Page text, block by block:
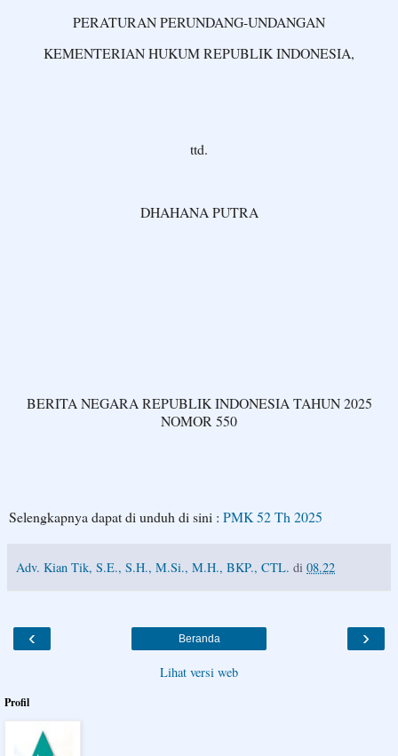
PERATURAN PERUNDANG-UNDANGAN
KEMENTERIAN HUKUM REPUBLIK INDONESIA,
ttd.
DHAHANA PUTRA
BERITA NEGARA REPUBLIK INDONESIA TAHUN 2025
NOMOR 550
Selengkapnya dapat di unduh di sini : PMK 52 Th 2025
Adv. Kian Tik, S.E., S.H., M.Si., M.H., BKP., CTL. di 08.22
‹ ›
Beranda
Lihat versi web
Profil